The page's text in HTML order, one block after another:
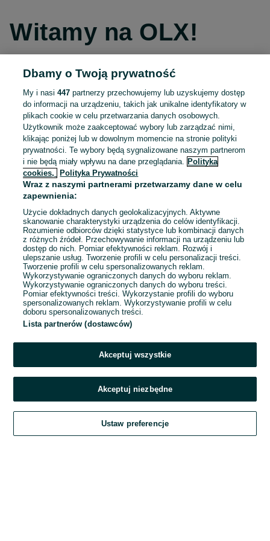
Witamy na OLX!
Kontynuuj przez Facebooka
Kontynuuj przez konto Apple
Kontynuuj przez konto Google
LUB
E-mail
Hasło
Zaloguj się
Kontynuując za pośrednictwem jednego z dostawców wskazanych powyżej,
OLX.pl w jego aktualnym brzmieniu.
Dbamy o Twoją prywatność
My i nasi447 partnerzy przechowujemy lub uzyskujemy dostęp
do informacji na urządzeniu, takich jak unikalne identyfikatory w
plikach cookie w celu przetwarzania danych osobowych.
Użytkownik może zaakceptować wybory lub zarządzać nimi,
klikając poniżej lub w dowolnym momencie na stronie polityki
prywatności. Te wybory będą sygnalizowane naszym partnerom
i nie będą miały wpływu na dane przeglądania.
Polityka
cookies,
Polityka Prywatności
Wraz z naszymi partnerami przetwarzamy dane w celu
zapewnienia:
Użycie dokładnych danych geolokalizacyjnych. Aktywne
skanowanie charakterystyki urządzenia do celów identyfikacji.
Rozumienie odbiorców dzięki statystyce lub kombinacji danych
z różnych źródeł. Przechowywanie informacji na urządzeniu lub
dostęp do nich. Pomiar efektywności reklam. Rozwój i
ulepszanie usług. Tworzenie profili w celu personalizacji treści.
Tworzenie profili w celu spersonalizowanych reklam.
Wykorzystywanie ograniczonych danych do wyboru reklam.
Wykorzystywanie ograniczonych danych do wyboru treści.
Pomiar efektywności treści. Wykorzystanie profili do wyboru
spersonalizowanych reklam. Wykorzystywanie profili w celu
doboru spersonalizowanych treści.
Lista partnerów (dostawców)
Akceptuj wszystkie
Akceptuj niezbędne
Ustaw preferencje